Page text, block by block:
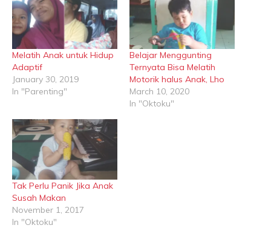
Melatih Anak untuk Hidup
Adaptif
January 30, 2019
In "Parenting"
Belajar Menggunting
Ternyata Bisa Melatih
Motorik halus Anak, Lho
March 10, 2020
In "Oktoku"
Tak Perlu Panik Jika Anak
Susah Makan
November 1, 2017
In "Oktoku"